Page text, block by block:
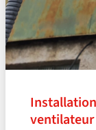
ventilateur